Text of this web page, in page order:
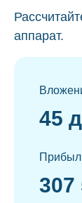
аппарат.
45
307